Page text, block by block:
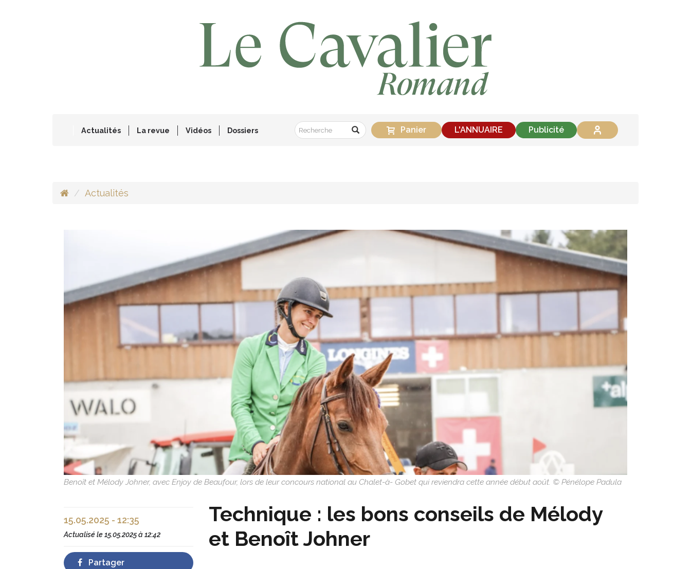
Actualités La revue Vidéos Dossiers Panier L'ANNUAIRE Publicité
Actualités
Benoît et Mélody Johner, avec Enjoy de Beaufour, lors de leur concours national au Chalet-à- Gobet qui reviendra cette année début août. © Pénélope Padula
Technique : les bons conseils de Mélody
et Benoît Johner
15.05.2025 - 12:35
Actualisé le15.05.2025 à 12:42
Partager